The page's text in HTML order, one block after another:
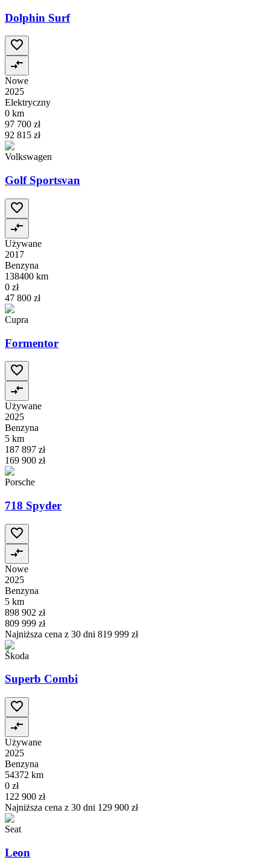
Dolphin Surf
Nowe
2025
Elektryczny
0 km
97 700 zł
92 815 zł
Volkswagen
Golf Sportsvan
Używane
2017
Benzyna
138400 km
0 zł
47 800 zł
Cupra
Formentor
Używane
2025
Benzyna
5 km
187 897 zł
169 900 zł
Porsche
718 Spyder
Nowe
2025
Benzyna
5 km
898 902 zł
809 999 zł
Najniższa cena z 30 dni 819 999 zł
Škoda
Superb Combi
Używane
2025
Benzyna
54372 km
0 zł
122 900 zł
Najniższa cena z 30 dni 129 900 zł
Seat
Leon